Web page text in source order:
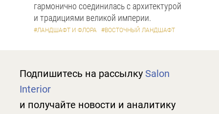
гармонично соединилась с архитектурой
и традициями великой империи.
#ЛАНДШАФТ И ФЛОРА #ВОСТОЧНЫЙ ЛАНДШАФТ
Подпишитесь на рассылку Salon
Interior
и получайте новости и аналитику